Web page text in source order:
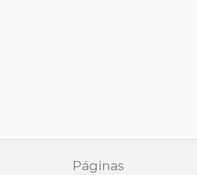
Páginas